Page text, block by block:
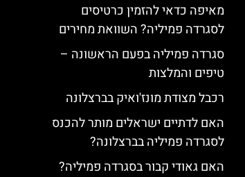
מאיפה כדאי להזמין כרטיסים
לסגרדה פמיליה? השוואת מחירים
סגרדה פמיליה בפעם הראשונה –
טיפים והמלצות
רכבל מצודת מונז'ואיק בברצלונה
האם לדתיים ישראלים מותר להכנס
לסגרדה פמיליה בברצלונה?
האם גאודי קבור בסגרדה פמיליה?